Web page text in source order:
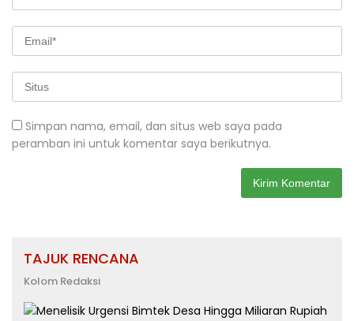
Simpan nama, email, dan situs web saya pada
peramban ini untuk komentar saya berikutnya.
TAJUK RENCANA
Kolom Redaksi